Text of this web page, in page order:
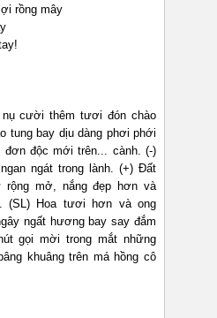
rồng mây
nụ cười thêm tươi đón chào
tung bay dịu dàng phơi phới
đơn độc mới trên... cành. (-)
ngát trong lành. (+) Đất
rộng mở, nắng đẹp hơn và
(SL) Hoa tươi hơn và ong
ngất hương bay say đắm
gọi mời trong mắt những
khuâng trên má hồng cô